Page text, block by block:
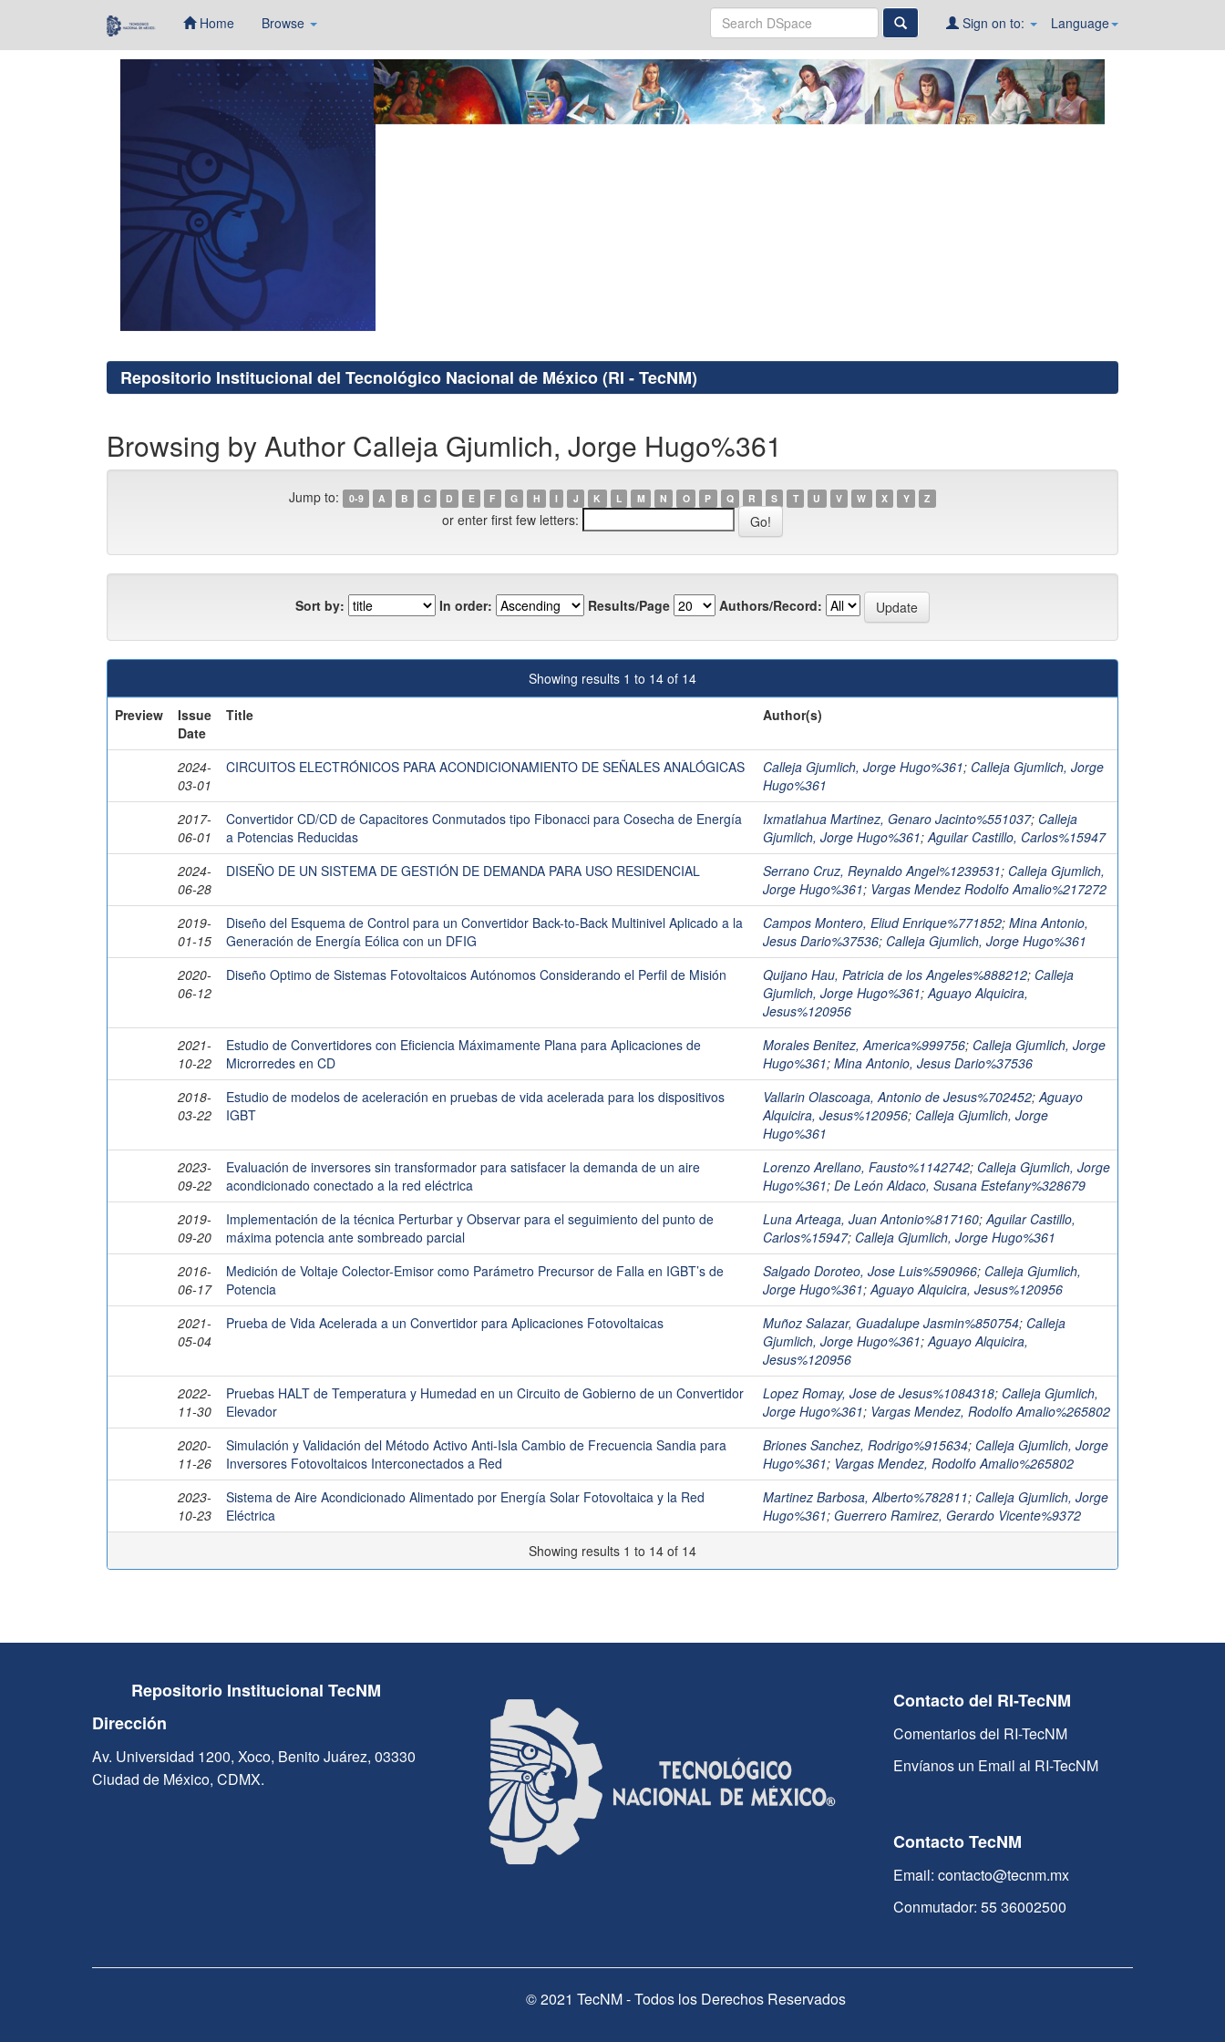
Home Browse Language
Sign on to:
Repositorio Institucional del Tecnológico Nacional de México (RI - TecNM)
Browsing by Author Calleja Gjumlich, Jorge Hugo%361
Jump to: 0-9 A B C D E F G H I J K L M N O P Q R S T U V W X Y Z
or enter first few letters:
Sort by: In order: Results/Page Authors/Record:
Showing results 1 to 14 of 14
Preview
Issue
Date
Title Author(s)
2024-
03-01
CIRCUITOS ELECTRÓNICOS PARA ACONDICIONAMIENTO DE SEÑALES ANALÓGICAS Calleja Gjumlich, Jorge Hugo%361; Calleja Gjumlich, Jorge
Hugo%361
2017-
06-01
Convertidor CD/CD de Capacitores Conmutados tipo Fibonacci para Cosecha de Energía
a Potencias Reducidas
Ixmatlahua Martinez, Genaro Jacinto%551037; Calleja
Gjumlich, Jorge Hugo%361;Aguilar Castillo, Carlos%15947
2024-
06-28
DISEÑO DE UN SISTEMA DE GESTIÓN DE DEMANDA PARA USO RESIDENCIAL Serrano Cruz, Reynaldo Angel%1239531; Calleja Gjumlich,
Jorge Hugo%361; Vargas Mendez Rodolfo Amalio%217272
2019-
01-15
Diseño del Esquema de Control para un Convertidor Back-to-Back Multinivel Aplicado a la
Generación de Energía Eólica con un DFIG
Campos Montero, Eliud Enrique%771852; Mina Antonio,
Jesus Dario%37536; Calleja Gjumlich, Jorge Hugo%361
2020-
06-12
Diseño Optimo de Sistemas Fotovoltaicos Autónomos Considerando el Perfil de Misión Quijano Hau, Patricia de los Angeles%888212; Calleja
Gjumlich, Jorge Hugo%361;Aguayo Alquicira,
Jesus%120956
2021-
10-22
Estudio de Convertidores con Eficiencia Máximamente Plana para Aplicaciones de
Microrredes en CD
Morales Benitez, America%999756; Calleja Gjumlich, Jorge
Hugo%361; Mina Antonio, Jesus Dario%37536
2018-
03-22
Estudio de modelos de aceleración en pruebas de vida acelerada para los dispositivos
IGBT
Vallarin Olascoaga, Antonio de Jesus%702452;Aguayo
Alquicira, Jesus%120956; Calleja Gjumlich, Jorge
Hugo%361
2023-
09-22
Evaluación de inversores sin transformador para satisfacer la demanda de un aire
acondicionado conectado a la red eléctrica
Lorenzo Arellano, Fausto%1142742; Calleja Gjumlich, Jorge
Hugo%361; De León Aldaco, Susana Estefany%328679
2019-
09-20
Implementación de la técnica Perturbar y Observar para el seguimiento del punto de
máxima potencia ante sombreado parcial
Luna Arteaga, Juan Antonio%817160;Aguilar Castillo,
Carlos%15947; Calleja Gjumlich, Jorge Hugo%361
2016-
06-17
Medición de Voltaje Colector-Emisor como Parámetro Precursor de Falla en IGBT’s de
Potencia
Salgado Doroteo, Jose Luis%590966; Calleja Gjumlich,
Jorge Hugo%361;Aguayo Alquicira, Jesus%120956
2021-
05-04
Prueba de Vida Acelerada a un Convertidor para Aplicaciones Fotovoltaicas Muñoz Salazar, Guadalupe Jasmin%850754; Calleja
Gjumlich, Jorge Hugo%361;Aguayo Alquicira,
Jesus%120956
2022-
11-30
Pruebas HALT de Temperatura y Humedad en un Circuito de Gobierno de un Convertidor
Elevador
Lopez Romay, Jose de Jesus%1084318; Calleja Gjumlich,
Jorge Hugo%361; Vargas Mendez, Rodolfo Amalio%265802
2020-
11-26
Simulación y Validación del Método Activo Anti-Isla Cambio de Frecuencia Sandia para
Inversores Fotovoltaicos Interconectados a Red
Briones Sanchez, Rodrigo%915634; Calleja Gjumlich, Jorge
Hugo%361; Vargas Mendez, Rodolfo Amalio%265802
2023-
10-23
Sistema de Aire Acondicionado Alimentado por Energía Solar Fotovoltaica y la Red
Eléctrica
Martinez Barbosa, Alberto%782811; Calleja Gjumlich, Jorge
Hugo%361; Guerrero Ramirez, Gerardo Vicente%9372
Showing results 1 to 14 of 14
Repositorio Institucional TecNM
Dirección
Av. Universidad 1200, Xoco, Benito Juárez, 03330
Ciudad de México, CDMX.
Contacto del RI-TecNM
Comentarios del RI-TecNM
Envíanos un Email al RI-TecNM
Contacto TecNM
Email: contacto@tecnm.mx
Conmutador: 55 36002500
© 2021 TecNM - Todos los Derechos Reservados